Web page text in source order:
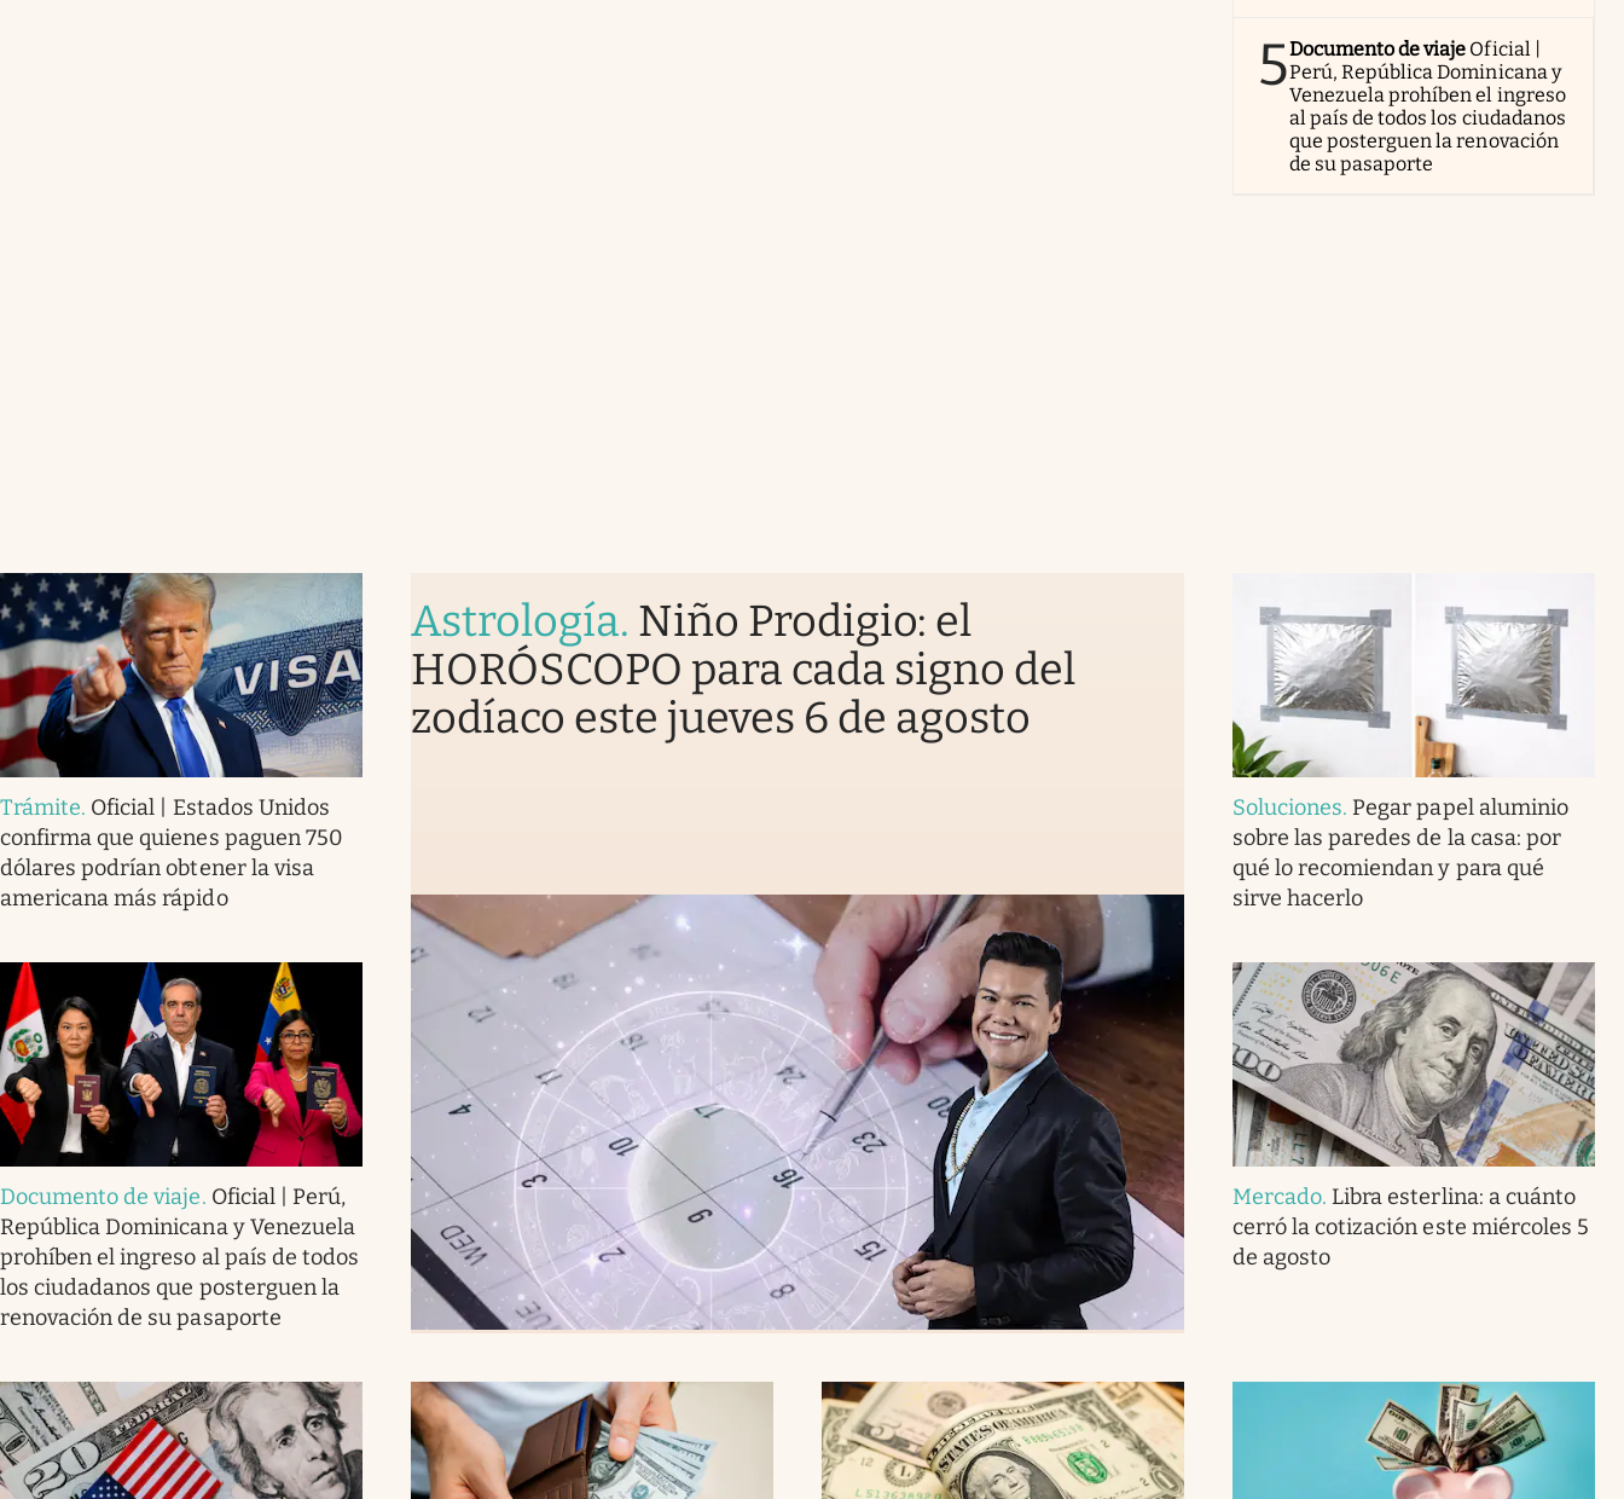
5Documento de viaje Oficial |
Perú, República Dominicana y
Venezuela prohíben el ingreso
al país de todos los ciudadanos
que posterguen la renovación
de su pasaporte
Trámite. Oficial | Estados Unidos
confirma que quienes paguen 750
dólares podrían obtener la visa
americana más rápido
Astrología. Niño Prodigio: el
HORÓSCOPO para cada signo del
zodíaco este jueves 6 de agosto
Soluciones. Pegar papel aluminio
sobre las paredes de la casa: por
qué lo recomiendan y para qué
sirve hacerlo
Documento de viaje. Oficial | Perú,
República Dominicana y Venezuela
prohíben el ingreso al país de todos
los ciudadanos que posterguen la
renovación de su pasaporte
Mercado. Libra esterlina: a cuánto
cerró la cotización este miércoles 5
de agosto